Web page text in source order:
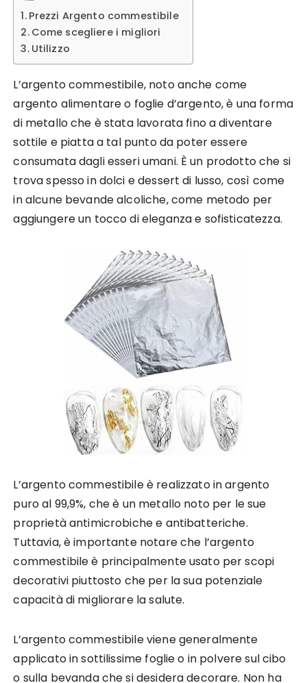
Prezzi Argento commestibile
Come scegliere i migliori
Utilizzo
L’argento commestibile, noto anche come
argento alimentare o foglie d’argento, è una forma
di metallo che è stata lavorata fino a diventare
sottile e piatta a tal punto da poter essere
consumata dagli esseri umani. È un prodotto che si
trova spesso in dolci e dessert di lusso, così come
in alcune bevande alcoliche, come metodo per
aggiungere un tocco di eleganza e sofisticatezza.
L’argento commestibile è realizzato in argento
puro al 99,9%, che è un metallo noto per le sue
proprietà antimicrobiche e antibatteriche.
Tuttavia, è importante notare che l’argento
commestibile è principalmente usato per scopi
decorativi piuttosto che per la sua potenziale
capacità di migliorare la salute.
L’argento commestibile viene generalmente
applicato in sottilissime foglie o in polvere sul cibo
o sulla bevanda che si desidera decorare. Non ha